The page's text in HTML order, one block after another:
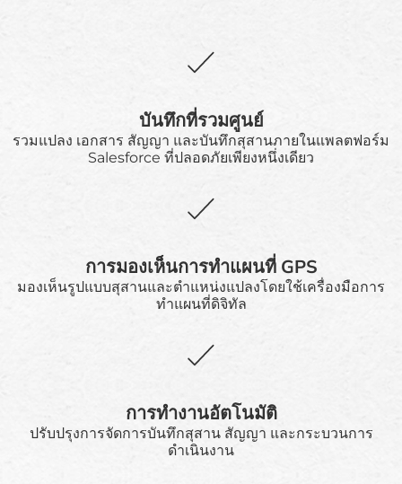
บันทึกที่รวมศูนย์
รวมแปลง เอกสาร สัญญา และบันทึกสุสานภายในแพลตฟอร์ม
Salesforce ที่ปลอดภัยเพียงหนึ่งเดียว
การมองเห็นการทำแผนที่ GPS
มองเห็นรูปแบบสุสานและตำแหน่งแปลงโดยใช้เครื่องมือการ
ทำแผนที่ดิจิทัล
การทำงานอัตโนมัติ
ปรับปรุงการจัดการบันทึกสุสาน สัญญา และกระบวนการ
ดำเนินงาน